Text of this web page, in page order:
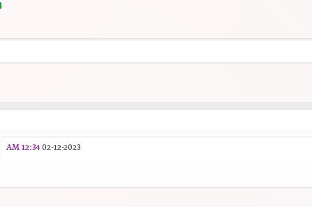
02-12-2023
12:34 AM